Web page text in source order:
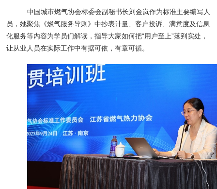
中国城市燃气协会标委会副秘书长刘金岚作为标准主要编写人
员，她聚焦《燃气服务导则》中抄表计量、客户投诉、满意度及信息
化服务等内容为学员们解读，指导大家如何把“用户至上”落到实处，
让从业人员在实际工作中有据可依，有章可循。